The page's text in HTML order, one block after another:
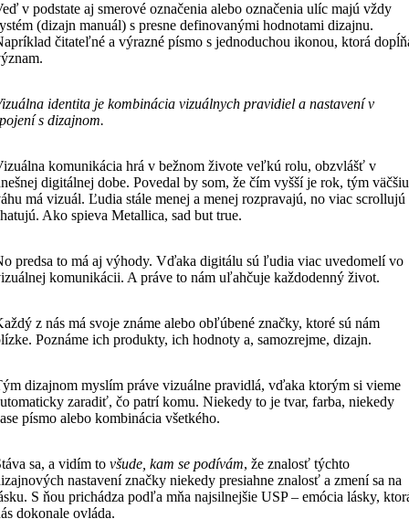
v podstate aj smerové označenia alebo označenia ulíc majú vždy
(dizajn manuál) s presne definovanými hodnotami dizajnu.
čitateľné a výrazné písmo s jednoduchou ikonou, ktorá
identita je kombinácia vizuálnych pravidiel a nastavení v
s dizajnom.
komunikácia hrá v bežnom živote veľkú rolu, obzvlášť v
digitálnej dobe. Povedal by som, že čím vyšší je rok, tým väčšiu
má vizuál. Ľudia stále menej a menej rozpravajú, no viac scrollujú
Ako spieva Metallica, sad but true.
predsa to má aj výhody. Vďaka digitálu sú ľudia viac uvedomelí vo
komunikácii. A práve to nám uľahčuje každodenný život.
z nás má svoje známe alebo obľúbené značky, ktoré sú nám
Poznáme ich produkty, ich hodnoty a, samozrejme, dizajn.
dizajnom myslím práve vizuálne pravidlá, vďaka ktorým si vieme
zaradiť, čo patrí komu. Niekedy to je tvar, farba, niekedy
písmo alebo kombinácia všetkého.
sa, a vidím to všude, kam se podívám, že znalosť týchto
nastavení značky niekedy presiahne znalosť a zmení sa na
S ňou prichádza podľa mňa najsilnejšie USP – emócia lásky,
dokonale ovláda.